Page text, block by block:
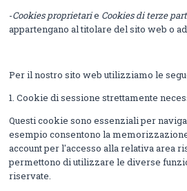
-Cookies proprietarie Cookies di terze
appartengano al titolare del sito web o
Per il nostro sito web utilizziamo le
1. Cookie di sessione strettamente
Questi cookie sono essenziali per
esempio consentono la
account per l'accesso alla relativa area
permettono di utilizzare le diverse
riservate.